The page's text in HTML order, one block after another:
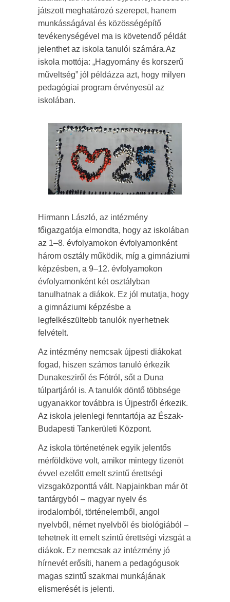
játszott meghatározó szerepet, hanem
munkásságával és közösségépítő
tevékenységével ma is követendő példát
jelenthet az iskola tanulói számára.Az
iskola mottója: „Hagyomány és korszerű
műveltség” jól példázza azt, hogy milyen
pedagógiai program érvényesül az
iskolában.
Hirmann László, az intézmény
főigazgatója elmondta, hogy az iskolában
az 1–8. évfolyamokon évfolyamonként
három osztály működik, míg a gimnáziumi
képzésben, a 9–12. évfolyamokon
évfolyamonként két osztályban
tanulhatnak a diákok. Ez jól mutatja, hogy
a gimnáziumi képzésbe a
legfelkészültebb tanulók nyerhetnek
felvételt.
Az intézmény nemcsak újpesti diákokat
fogad, hiszen számos tanuló érkezik
Dunakesziről és Fótról, sőt a Duna
túlpartjáról is. A tanulók döntő többsége
ugyanakkor továbbra is Újpestről érkezik.
Az iskola jelenlegi fenntartója az Észak-
Budapesti Tankerületi Központ.
Az iskola történetének egyik jelentős
mérföldköve volt, amikor mintegy tizenöt
évvel ezelőtt emelt szintű érettségi
vizsgaközponttá vált. Napjainkban már öt
tantárgyból – magyar nyelv és
irodalomból, történelemből, angol
nyelvből, német nyelvből és biológiából –
tehetnek itt emelt szintű érettségi vizsgát a
diákok. Ez nemcsak az intézmény jó
hírnevét erősíti, hanem a pedagógusok
magas szintű szakmai munkájának
elismerését is jelenti.